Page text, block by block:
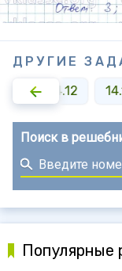
ДРУГИЕ
14.12
Поиск в
Популярные